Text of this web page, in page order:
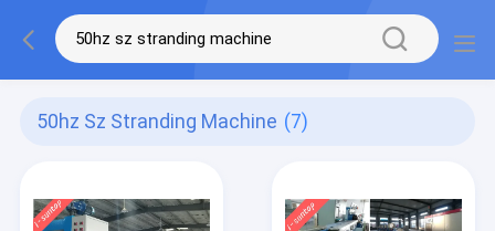
50hz Sz Stranding Machine (7)